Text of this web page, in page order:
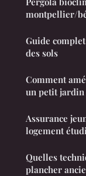
montpellier/
Guide
des sols
Comment
un petit jardin
Assurance
logement
Quelles
plancher